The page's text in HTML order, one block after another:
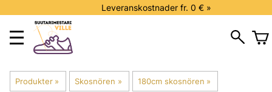
Leveranskostnader fr. 0 € »
Produkter ‪» Skosnören ‪» 180cm skosnören ‪»